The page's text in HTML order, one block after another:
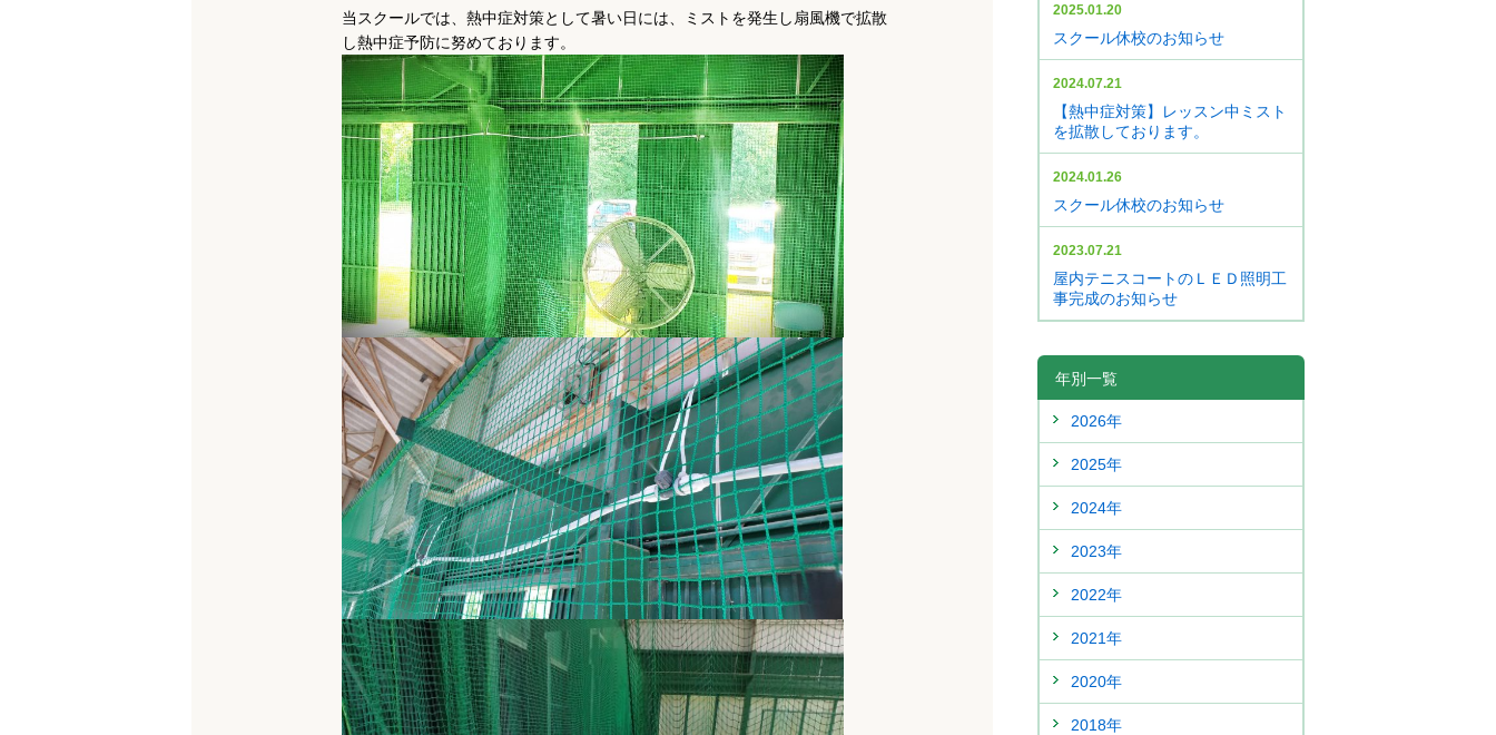
当スクールでは、熱中症対策として暑い日には、ミストを発生し扇風機で拡散
し熱中症予防に努めております。
2025.01.20
スクール休校のお知らせ
2024.07.21
【熱中症対策】レッスン中ミスト
を拡散しております。
2024.01.26
スクール休校のお知らせ
2023.07.21
屋内テニスコートのＬＥＤ照明工
事完成のお知らせ
年別一覧
2026年
2025年
2024年
2023年
2022年
2021年
2020年
2018年